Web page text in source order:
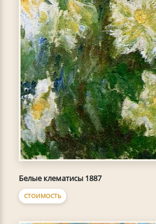
Белые клематисы 1887
СТОИМОСТЬ